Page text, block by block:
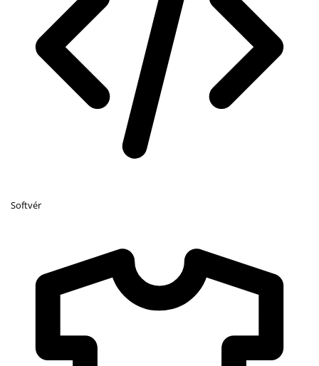
Softvér